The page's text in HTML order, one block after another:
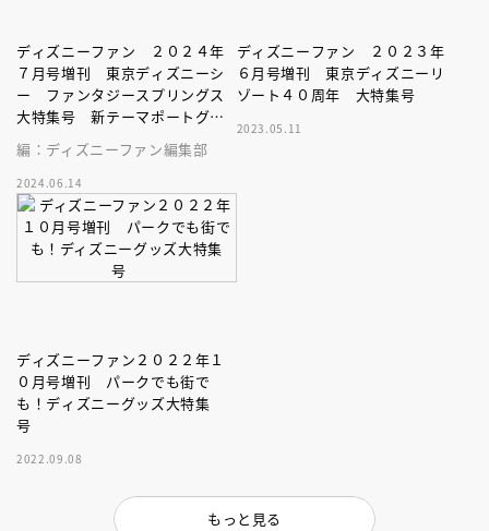
ディズニーファン ２０２４年
７月号増刊 東京ディズニーシ
ー ファンタジースプリングス
大特集号 新テーマポートグラ
編：ディズニーファン編集部
2024.06.14
ディズニーファン ２０２３年
６月号増刊 東京ディズニーリ
ゾート４０周年 大特集号
2023.05.11
ディズニーファン２０２２年１
０月号増刊 パークでも街で
も！ディズニーグッズ大特集
号
2022.09.08
もっと見る